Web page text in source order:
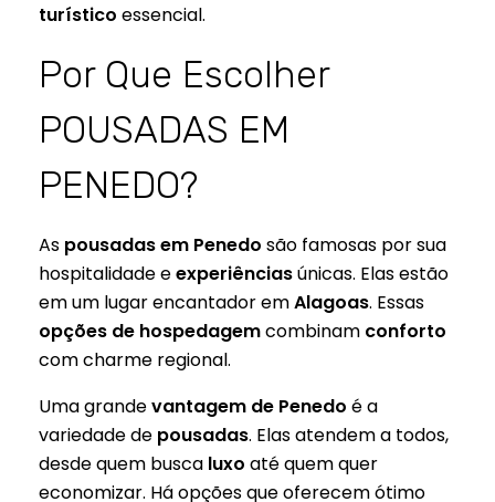
turístico essencial.
Por Que Escolher
POUSADAS EM
PENEDO?
As pousadas em Penedo são famosas por sua
hospitalidade eexperiênciasúnicas. Elas estão
em um lugar encantador emAlagoas. Essas
opções de hospedagemcombinam conforto
com charme regional.
Uma grandevantagem de Penedo é a
variedade de pousadas. Elas atendem a todos,
desde quem busca luxo até quem quer
economizar. Há opções que oferecem ótimo